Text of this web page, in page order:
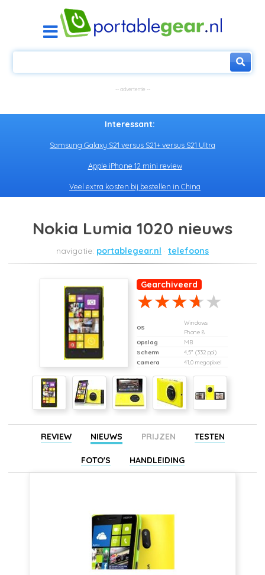
Interessant:
Samsung Galaxy S21 versus S21+ versus S21 Ultra
Apple iPhone 12 mini review
Veel extra kosten bij bestellen in China
Nokia Lumia 1020 nieuws
portablegear.nl telefoons
Gearchiveerd
OS
Windows
Phone 8
Opslag
MB
Scherm
4,5" (332 ppi)
Camera
41,0 megapixel
REVIEW NIEUWS PRIJZEN TESTEN
FOTO'S HANDLEIDING